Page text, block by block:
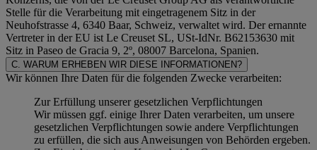
Stelle für die Verarbeitung mit eingetragenem Sitz in der
Neuhofstrasse 4, 6340 Baar, Schweiz, verwaltet wird. Der ernannte
Vertreter in der EU ist Le Creuset SL, USt-IdNr. B62153630 mit
Sitz in Paseo de Gracia 9, 2º, 08007 Barcelona, Spanien.
C. WARUM ERHEBEN WIR DIESE INFORMATIONEN?
Wir können Ihre Daten für die folgenden Zwecke verarbeiten:
Zur Erfüllung unserer gesetzlichen Verpflichtungen
Wir müssen ggf. einige Ihrer Daten verarbeiten, um unsere
gesetzlichen Verpflichtungen sowie andere Verpflichtungen
zu erfüllen, die sich aus Anweisungen von Behörden ergeben.